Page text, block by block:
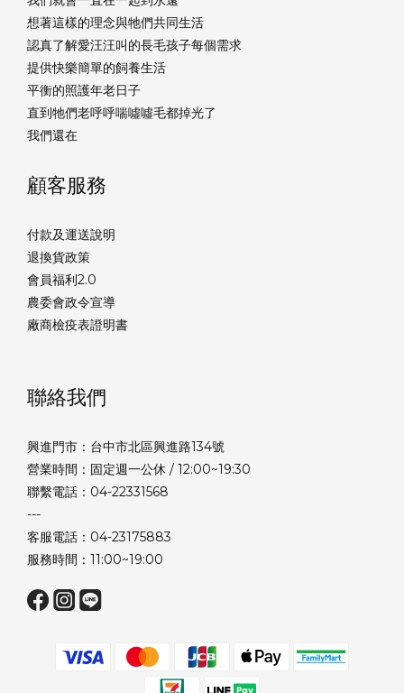
想著這樣的理念與牠們共同生活
認真了解愛汪汪叫的長毛孩子每個需求
提供快樂簡單的飼養生活
平衡的照護年老日子
直到牠們老呼呼喘噓噓毛都掉光了
我們還在
顧客服務
付款及運送說明
退換貨政策
會員福利2.0
農委會政令宣導
廠商檢疫表證明書
聯絡我們
興進門市：台中市北區興進路134號
營業時間：固定週一公休 / 12:00~19:30
聯繫電話：04-22331568
---
客服電話：04-23175883
服務時間：11:00~19:00